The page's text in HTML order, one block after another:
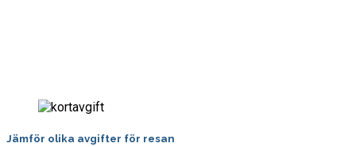
Jämför olika avgifter för resan